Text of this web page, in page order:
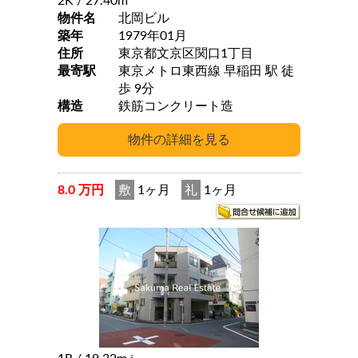
物件名
北岡ビル
築年
1979年01月
住所
東京都文京区関口1丁目
最寄駅
東京メトロ東西線 早稲田 駅 徒
歩 9分
構造
鉄筋コンクリート造
8.0 万円 敷 1ヶ月 礼 1ヶ月
2